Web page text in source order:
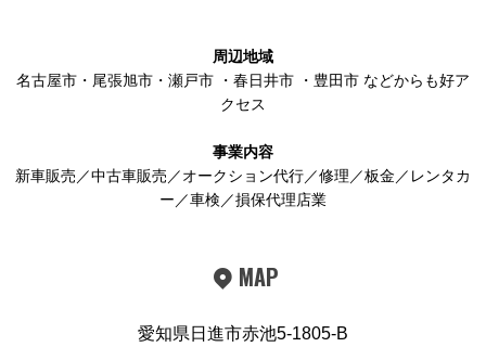
周辺地域
名古屋市 ・ 尾張旭市 ・ 瀬戸市 ・ 春日井市 ・ 豊田市 などからも好ア
クセス
事業内容
新車販売／中古車販売／オークション代行／修理／板金／レンタカ
ー／車検／損保代理店業
MAP
愛知県日進市赤池5-1805-B